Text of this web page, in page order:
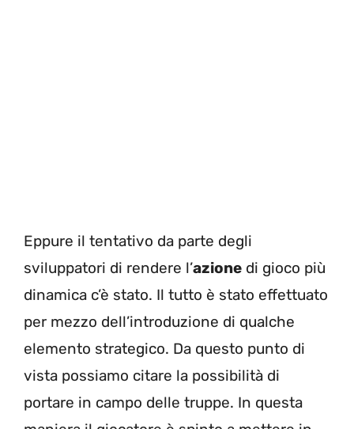
Eppure il tentativo da parte degli
sviluppatori di rendere l’azione di gioco più
dinamica c’è stato. Il tutto è stato effettuato
per mezzo dell’introduzione di qualche
elemento strategico. Da questo punto di
vista possiamo citare la possibilità di
portare in campo delle truppe. In questa